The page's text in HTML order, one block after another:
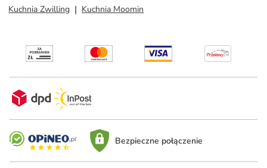
Kuchnia Zwilling
Kuchnia Moomin
Bezpieczne połączenie